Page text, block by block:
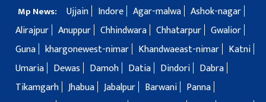
Mp News: Ujjain Indore Agar-malwa Ashok-nagar
Alirajpur Anuppur Chhindwara Chhatarpur Gwalior
Guna khargonewest-nimar Khandwaeast-nimar
Katni
Umaria
Dewas Damoh Datia Dindori
Dabra
Tikamgarh Jhabua Jabalpur Barwani
Panna